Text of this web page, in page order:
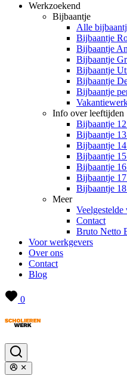
Werkzoekend
Bijbaantje
Alle
Bijbaantje
Bijbaantje
Bijbaantje
Bijbaantje
Bijbaantje
Bijbaantje
Info over leeftijden
Bijbaantje
Bijbaantje
Bijbaantje
Bijbaantje
Bijbaantje
Bijbaantje
Bijbaantje
Meer
Veelgestelde
Contact
Bruto Netto
Voor werkgevers
Over ons
Contact
Blog
0